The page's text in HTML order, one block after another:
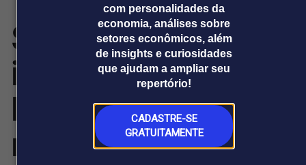
com personalidades da
economia, análises sobre
setores econômicos, além
de insights e curiosidades
que ajudam a ampliar seu
repertório!
CADASTRE-SE
GRATUITAMENTE
Plataformas
Broadcast
Broadcast+
O mercado
financeiro em
tempo real
Releases Broadcast
Prêmio Broadcast
Prêmio Broadcast
Empresas
Agências de
comunicação
Releases
Sustentabilidade
impulsiona
logística global e
nacional